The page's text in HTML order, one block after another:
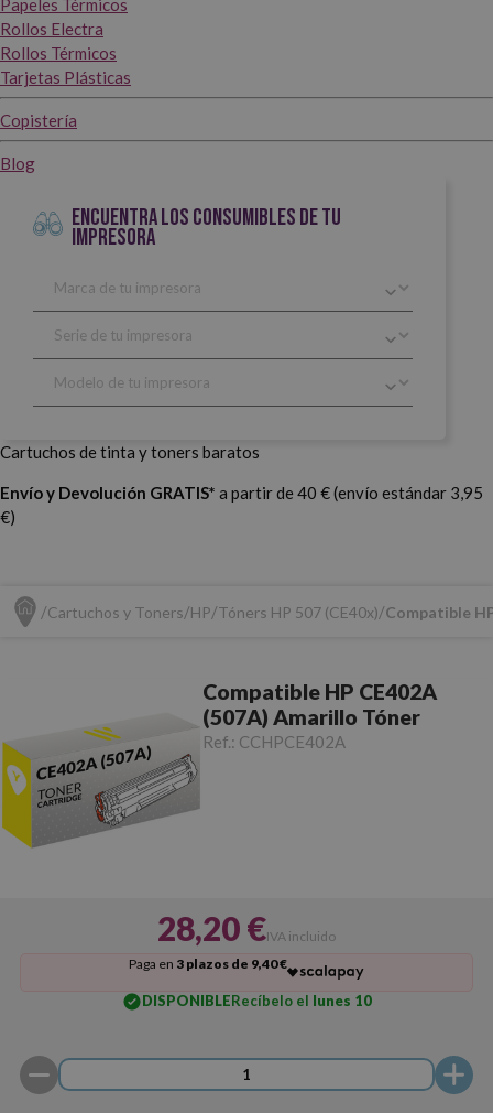
Rollos Electra
Rollos Térmicos
Tarjetas Plásticas
Copistería
Blog
ENCUENTRA LOS CONSUMIBLES DE TU
IMPRESORA
Cartuchos de tinta y toners baratos
Envío y Devolución GRATIS* a partir de 40 € (envío estándar 3,95
€)
Cartuchos y Toners HP Tóners HP 507 (CE40x) Compatible
Compatible HP CE402A
(507A) Amarillo Tóner
Ref.: CCHPCE402A
28,20 €IVA incluido
Paga en 3 plazos de 9,40 €
DISPONIBLERecíbelo el lunes 10